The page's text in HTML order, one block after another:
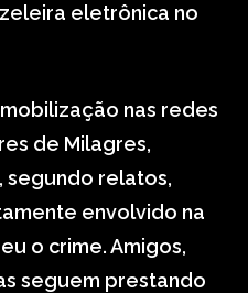
eletrônica no
nas redes
de Milagres,
segundo relatos,
envolvido na
o crime. Amigos,
seguem prestando